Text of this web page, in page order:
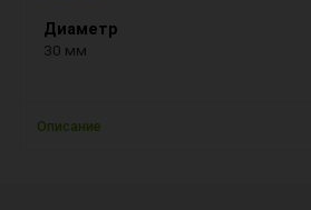
Диаметр
30 мм
Описание